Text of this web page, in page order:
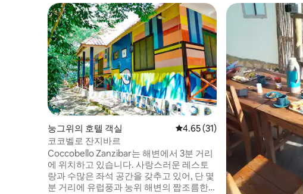
눙그위의 호텔 객실 평점 4.65점(5점 만점), 후기 31개
4.65 (31)
코코벨로 잔지바르
Coccobello Zanzibar는 해변에서 3분 거리
에 위치하고 있습니다. 사랑스러운 레스토
랑과 수많은 좌석 공간을 갖추고 있어, 단 몇
분 거리에 유럽풍과 눙위 해변의 짭조름한